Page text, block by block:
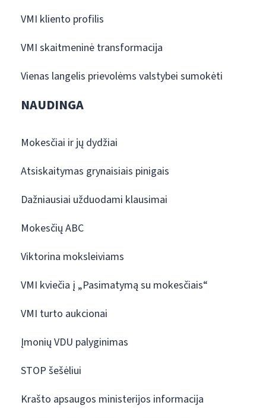
VMI kliento profilis
VMI skaitmeninė transformacija
Vienas langelis prievolėms valstybei sumokėti
NAUDINGA
Mokesčiai ir jų dydžiai
Atsiskaitymas grynaisiais pinigais
Dažniausiai užduodami klausimai
Mokesčių ABC
Viktorina moksleiviams
VMI kviečia į „Pasimatymą su mokesčiais“
VMI turto aukcionai
Įmonių VDU palyginimas
STOP šešėliui
Krašto apsaugos ministerijos informacija